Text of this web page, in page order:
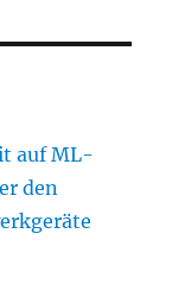
auf ML-
den